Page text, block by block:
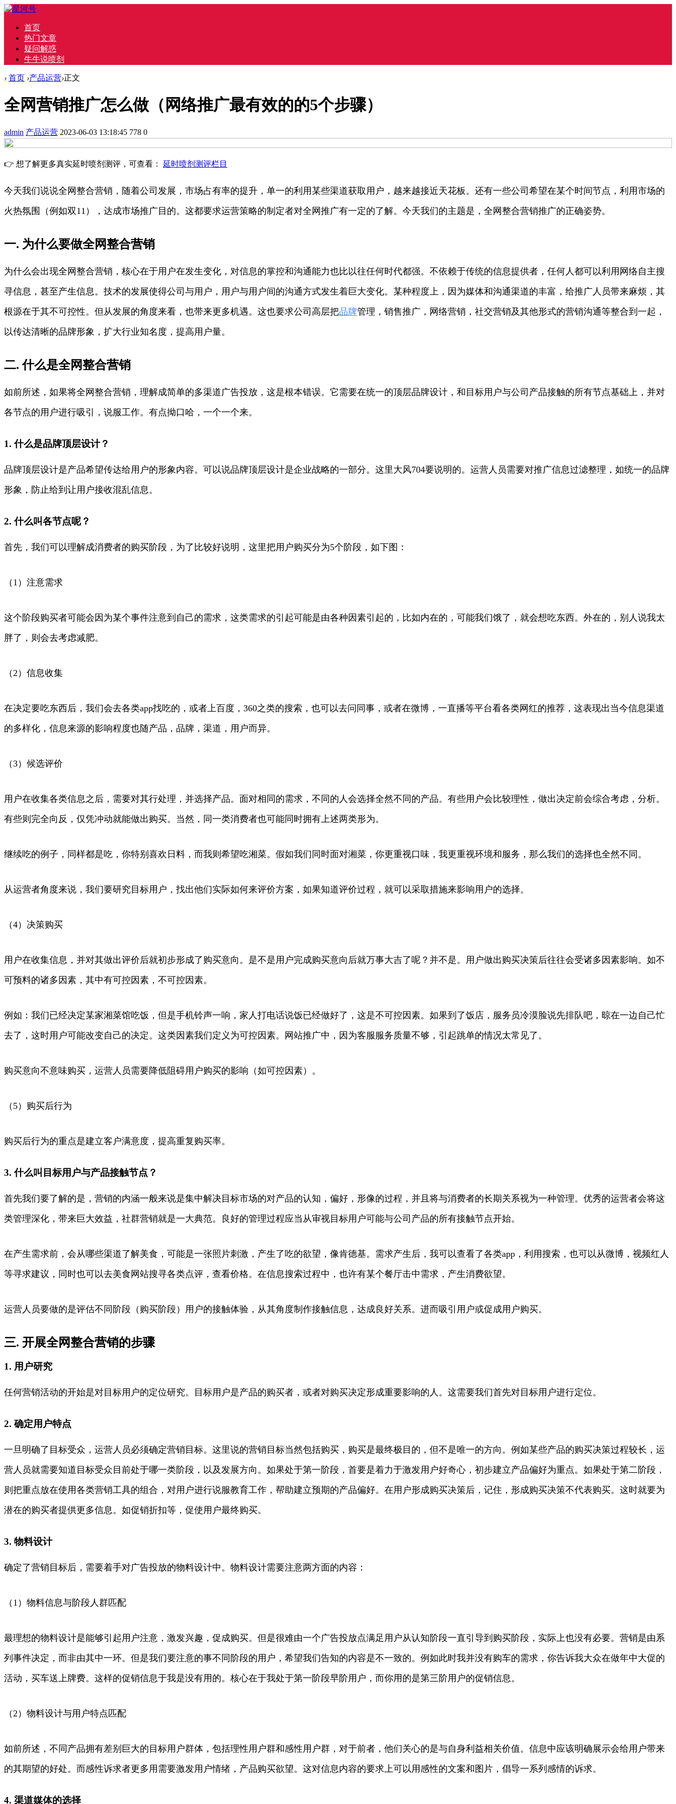
首页
热门文章
疑问解惑
牛牛说喷剂
› 首页 ›产品运营›正文
全网营销推广怎么做（网络推广最有效的的5个步骤）
admin 产品运营 2023-06-03 13:18:45 778 0
👉 想了解更多真实延时喷剂测评，可查看： 延时喷剂测评栏目
今天我们说说全网整合营销，随着公司发展，市场占有率的提升，单一的利用某些渠道获取用户，越来越接近天花板。还有一些公司希望在某个时间节点，利用市场的
火热氛围（例如双11），达成市场推广目的。这都要求运营策略的制定者对全网推广有一定的了解。今天我们的主题是，全网整合营销推广的正确姿势。
一. 为什么要做全网整合营销
为什么会出现全网整合营销，核心在于用户在发生变化，对信息的掌控和沟通能力也比以往任何时代都强。不依赖于传统的信息提供者，任何人都可以利用网络自主搜
寻信息，甚至产生信息。技术的发展使得公司与用户，用户与用户间的沟通方式发生着巨大变化。某种程度上，因为媒体和沟通渠道的丰富，给推广人员带来麻烦，其
根源在于其不可控性。但从发展的角度来看，也带来更多机遇。这也要求公司高层把品牌管理，销售推广，网络营销，社交营销及其他形式的营销沟通等整合到一起，
以传达清晰的品牌形象，扩大行业知名度，提高用户量。
二. 什么是全网整合营销
如前所述，如果将全网整合营销，理解成简单的多渠道广告投放，这是根本错误。它需要在统一的顶层品牌设计，和目标用户与公司产品接触的所有节点基础上，并对
各节点的用户进行吸引，说服工作。有点拗口哈，一个一个来。
1. 什么是品牌顶层设计？
品牌顶层设计是产品希望传达给用户的形象内容。可以说品牌顶层设计是企业战略的一部分。这里大风704要说明的。运营人员需要对推广信息过滤整理，如统一的品牌
形象，防止给到让用户接收混乱信息。
2. 什么叫各节点呢？
首先，我们可以理解成消费者的购买阶段，为了比较好说明，这里把用户购买分为5个阶段，如下图：
（1）注意需求
这个阶段购买者可能会因为某个事件注意到自己的需求，这类需求的引起可能是由各种因素引起的，比如内在的，可能我们饿了，就会想吃东西。外在的，别人说我太
胖了，则会去考虑减肥。
（2）信息收集
在决定要吃东西后，我们会去各类app找吃的，或者上百度，360之类的搜索，也可以去问同事，或者在微博，一直播等平台看各类网红的推荐，这表现出当今信息渠道
的多样化，信息来源的影响程度也随产品，品牌，渠道，用户而异。
（3）候选评价
用户在收集各类信息之后，需要对其行处理，并选择产品。面对相同的需求，不同的人会选择全然不同的产品。有些用户会比较理性，做出决定前会综合考虑，分析。
有些则完全向反，仅凭冲动就能做出购买。当然，同一类消费者也可能同时拥有上述两类形为。
继续吃的例子，同样都是吃，你特别喜欢日料，而我则希望吃湘菜。假如我们同时面对湘菜，你更重视口味，我更重视环境和服务，那么我们的选择也全然不同。
从运营者角度来说，我们要研究目标用户，找出他们实际如何来评价方案，如果知道评价过程，就可以采取措施来影响用户的选择。
（4）决策购买
用户在收集信息，并对其做出评价后就初步形成了购买意向。是不是用户完成购买意向后就万事大吉了呢？并不是。用户做出购买决策后往往会受诸多因素影响。如不
可预料的诸多因素，其中有可控因素，不可控因素。
例如：我们已经决定某家湘菜馆吃饭，但是手机铃声一响，家人打电话说饭已经做好了，这是不可控因素。如果到了饭店，服务员冷漠脸说先排队吧，晾在一边自己忙
去了，这时用户可能改变自己的决定。这类因素我们定义为可控因素。网站推广中，因为客服服务质量不够，引起跳单的情况太常见了。
购买意向不意味购买，运营人员需要降低阻碍用户购买的影响（如可控因素）。
（5）购买后行为
购买后行为的重点是建立客户满意度，提高重复购买率。
3. 什么叫目标用户与产品接触节点？
首先我们要了解的是，营销的内涵一般来说是集中解决目标市场的对产品的认知，偏好，形像的过程，并且将与消费者的长期关系视为一种管理。优秀的运营者会将这
类管理深化，带来巨大效益，社群营销就是一大典范。良好的管理过程应当从审视目标用户可能与公司产品的所有接触节点开始。
在产生需求前，会从哪些渠道了解美食，可能是一张照片刺激，产生了吃的欲望，像肯德基。需求产生后，我可以查看了各类app，利用搜索，也可以从微博，视频红人
等寻求建议，同时也可以去美食网站搜寻各类点评，查看价格。在信息搜索过程中，也许有某个餐厅击中需求，产生消费欲望。
运营人员要做的是评估不同阶段（购买阶段）用户的接触体验，从其角度制作接触信息，达成良好关系。进而吸引用户或促成用户购买。
三. 开展全网整合营销的步骤
1. 用户研究
任何营销活动的开始是对目标用户的定位研究。目标用户是产品的购买者，或者对购买决定形成重要影响的人。这需要我们首先对目标用户进行定位。
2. 确定用户特点
一旦明确了目标受众，运营人员必须确定营销目标。这里说的营销目标当然包括购买，购买是最终极目的，但不是唯一的方向。例如某些产品的购买决策过程较长，运
营人员就需要知道目标受众目前处于哪一类阶段，以及发展方向。如果处于第一阶段，首要是着力于激发用户好奇心，初步建立产品偏好为重点。如果处于第二阶段，
则把重点放在使用各类营销工具的组合，对用户进行说服教育工作，帮助建立预期的产品偏好。在用户形成购买决策后，记住，形成购买决策不代表购买。这时就要为
潜在的购买者提供更多信息。如促销折扣等，促使用户最终购买。
3. 物料设计
确定了营销目标后，需要着手对广告投放的物料设计中。物料设计需要注意两方面的内容：
（1）物料信息与阶段人群匹配
最理想的物料设计是能够引起用户注意，激发兴趣，促成购买。但是很难由一个广告投放点满足用户从认知阶段一直引导到购买阶段，实际上也没有必要。营销是由系
列事件决定，而非由其中一环。但是我们要注意的事不同阶段的用户，希望我们告知的内容是不一致的。例如此时我并没有购车的需求，你告诉我大众在做年中大促的
活动，买车送上牌费。这样的促销信息于我是没有用的。核心在于我处于第一阶段早阶用户，而你用的是第三阶用户的促销信息。
（2）物料设计与用户特点匹配
如前所述，不同产品拥有差别巨大的目标用户群体，包括理性用户群和感性用户群，对于前者，他们关心的是与自身利益相关价值。信息中应该明确展示会给用户带来
的其期望的好处。而感性诉求者更多用需要激发用户情绪，产品购买欲望。这对信息内容的要求上可以用感性的文案和图片，倡导一系列感情的诉求。
4. 渠道媒体的选择